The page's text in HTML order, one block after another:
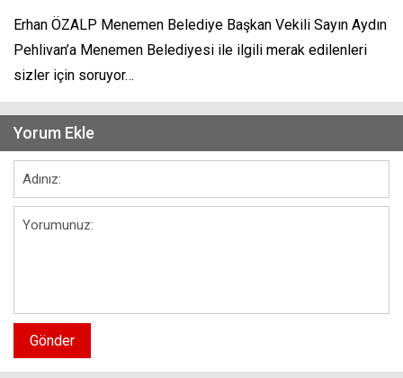
Erhan ÖZALP Menemen Belediye Başkan Vekili Sayın Aydın
Pehlivan’a Menemen Belediyesi ile ilgili merak edilenleri
sizler için soruyor…
Yorum Ekle
Gönder